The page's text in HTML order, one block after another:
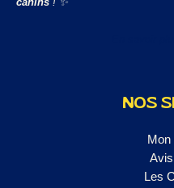
NOS
Mon
Les